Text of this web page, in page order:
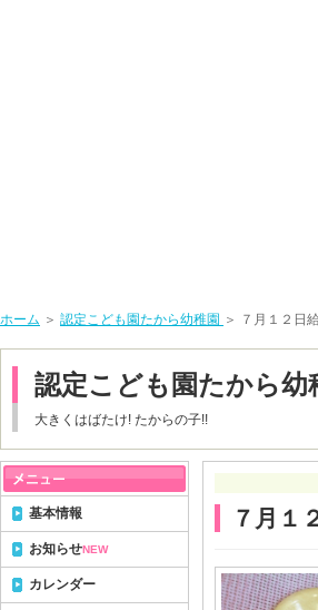
ホーム ＞ 認定こども園たから幼稚園 ＞ ７月１２日
認定こども園たから幼
大きくはばたけ! たからの子!!
７月１
基本情報
お知らせNEW
カレンダー